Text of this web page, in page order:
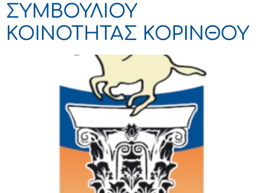
ΣΥΜΒΟΥΛΙΟΥ
ΚΟΙΝΟΤΗΤΑΣ ΚΟΡΙΝΘΟΥ